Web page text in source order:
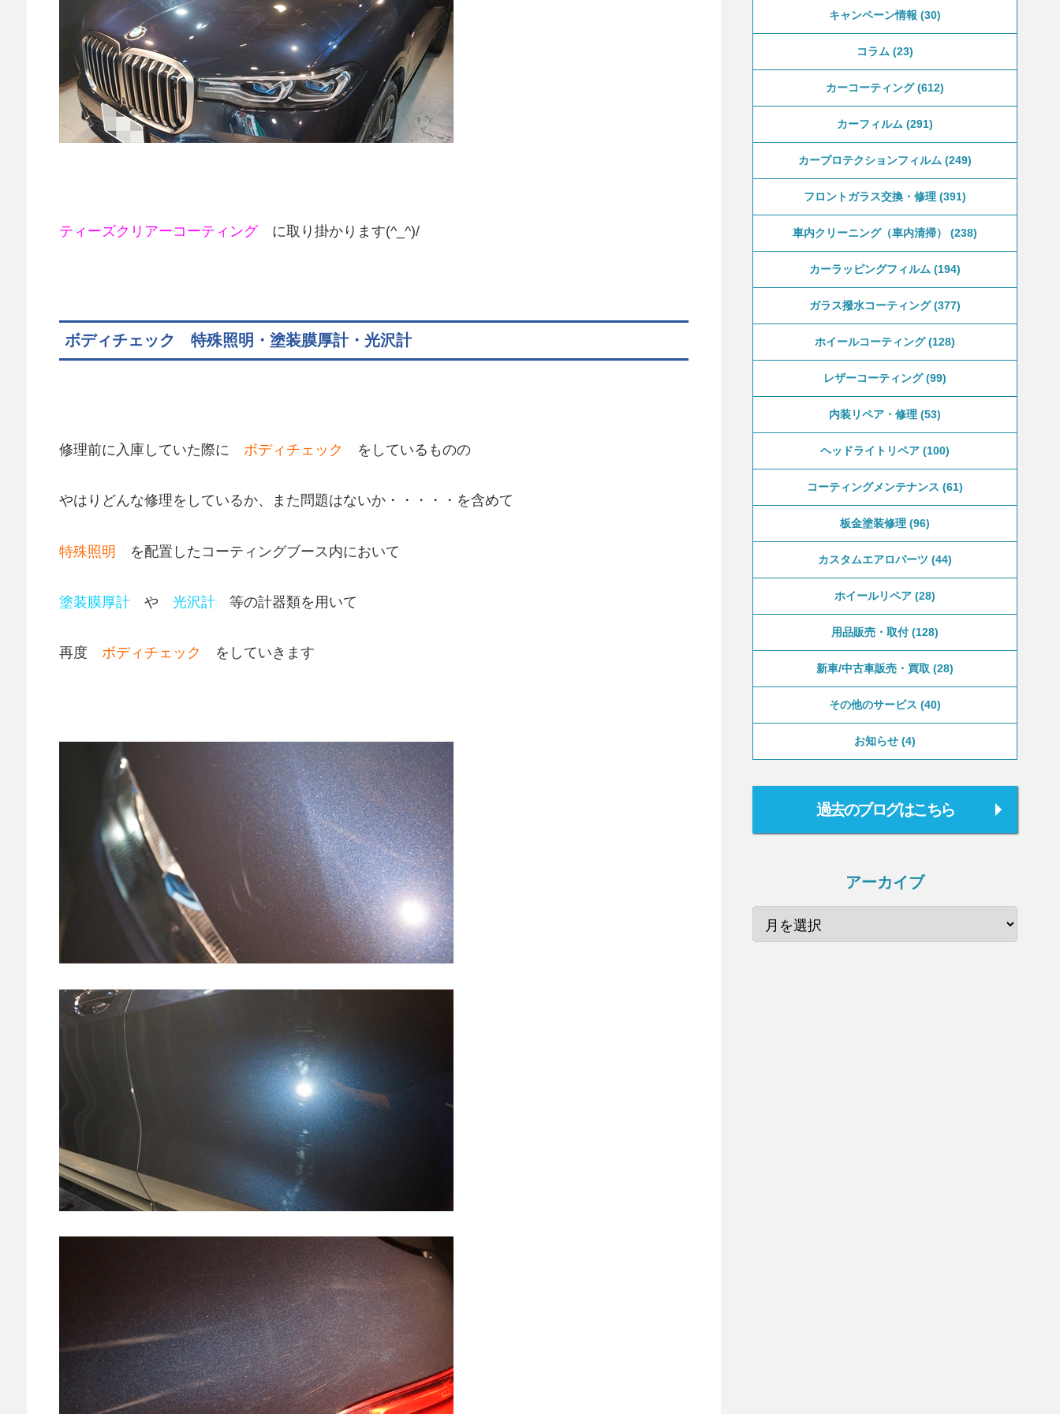
ティーズクリアーコーティングに取り掛かります(^_^)/
ボディチェック 特殊照明・塗装膜厚計・光沢計
修理前に入庫していた際に ボディチェック をしているものの
やはりどんな修理をしているか、また問題はないか・・・・・を含めて
特殊照明 を配置したコーティングブース内において
塗装膜厚計 や 光沢計 等の計器類を用いて
再度 ボディチェック をしていきます
キャンペーン情報 30
コラム 23
カーコーティング 612
カーフィルム 291
カープロテクションフィルム 249
フロントガラス交換・修理 391
車内クリーニング（車内清掃） 238
カーラッピングフィルム 194
ガラス撥水コーティング 377
ホイールコーティング 128
レザーコーティング 99
内装リペア・修理 53
ヘッドライトリペア 100
コーティングメンテナンス 61
板金塗装修理 96
カスタムエアロパーツ 44
ホイールリペア 28
用品販売・取付 128
新車/中古車販売・買取 28
その他のサービス 40
お知らせ 4
過去のブログはこちら
アーカイブ